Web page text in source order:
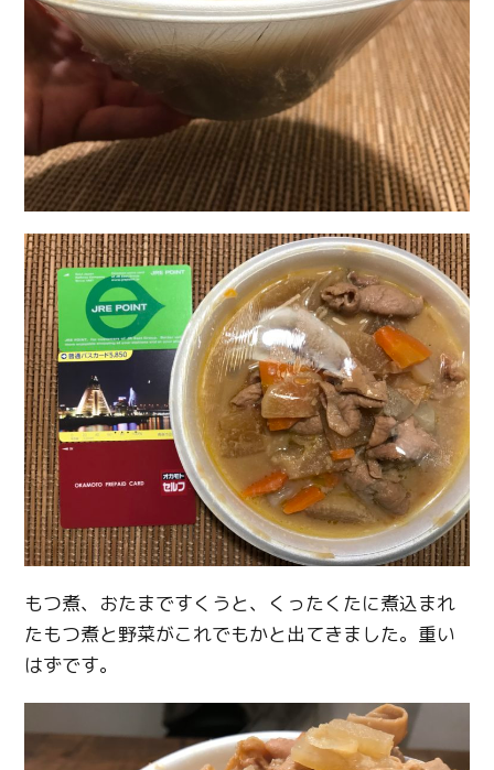
もつ煮、おたまですくうと、くったくたに煮込まれ
たもつ煮と野菜がこれでもかと出てきました。重い
はずです。